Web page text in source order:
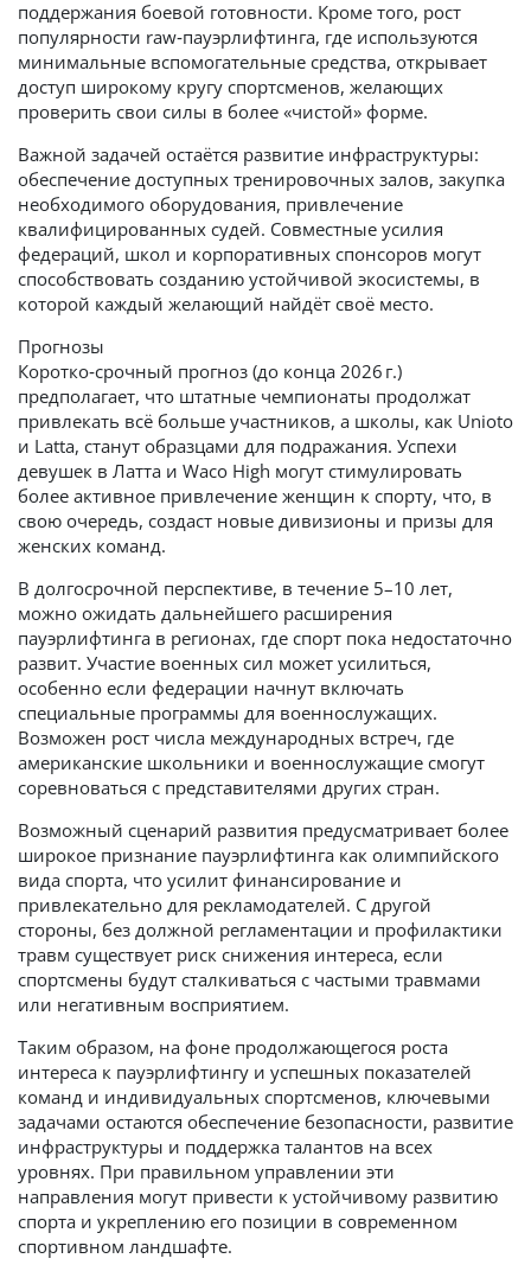
поддержания боевой готовности. Кроме того, рост
популярности raw‑пауэрлифтинга, где используются
минимальные вспомогательные средства, открывает
доступ широкому кругу спортсменов, желающих
проверить свои силы в более «чистой» форме.
Важной задачей остаётся развитие инфраструктуры:
обеспечение доступных тренировочных залов, закупка
необходимого оборудования, привлечение
квалифицированных судей. Совместные усилия
федераций, школ и корпоративных спонсоров могут
способствовать созданию устойчивой экосистемы, в
которой каждый желающий найдёт своё место.
Прогнозы
Коротко‑срочный прогноз (до конца 2026 г.)
предполагает, что штатные чемпионаты продолжат
привлекать всё больше участников, а школы, как Unioto
и Latta, станут образцами для подражания. Успехи
девушек в Латта и Waco High могут стимулировать
более активное привлечение женщин к спорту, что, в
свою очередь, создаст новые дивизионы и призы для
женских команд.
В долгосрочной перспективе, в течение 5–10 лет,
можно ожидать дальнейшего расширения
пауэрлифтинга в регионах, где спорт пока недостаточно
развит. Участие военных сил может усилиться,
особенно если федерации начнут включать
специальные программы для военнослужащих.
Возможен рост числа международных встреч, где
американские школьники и военнослужащие смогут
соревноваться с представителями других стран.
Возможный сценарий развития предусматривает более
широкое признание пауэрлифтинга как олимпийского
вида спорта, что усилит финансирование и
привлекательно для рекламодателей. С другой
стороны, без должной регламентации и профилактики
травм существует риск снижения интереса, если
спортсмены будут сталкиваться с частыми травмами
или негативным восприятием.
Таким образом, на фоне продолжающегося роста
интереса к пауэрлифтингу и успешных показателей
команд и индивидуальных спортсменов, ключевыми
задачами остаются обеспечение безопасности, развитие
инфраструктуры и поддержка талантов на всех
уровнях. При правильном управлении эти
направления могут привести к устойчивому развитию
спорта и укреплению его позиции в современном
спортивном ландшафте.